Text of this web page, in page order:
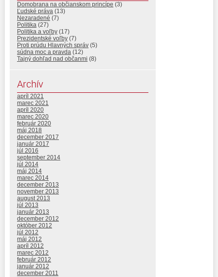
Domobrana na občianskom princípe (3)
Ľudské práva (13)
Nezaradené (7)
Politika (27)
Politika a voľby (17)
Prezidentské voľby (7)
Proti prúdu Hlavných správ (5)
súdna moc a pravda (12)
Tajný dohľad nad občanmi (8)
Archív
apríl 2021
marec 2021
apríl 2020
marec 2020
február 2020
máj 2018
december 2017
január 2017
júl 2016
september 2014
júl 2014
máj 2014
marec 2014
december 2013
november 2013
august 2013
júl 2013
január 2013
december 2012
október 2012
júl 2012
máj 2012
apríl 2012
marec 2012
február 2012
január 2012
december 2011